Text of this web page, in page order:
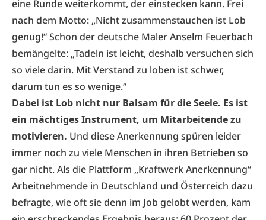
eine Runde weiterkommt, der einstecken kann. Frei
nach dem Motto: „Nicht zusammenstauchen ist Lob
genug!“ Schon der deutsche Maler Anselm Feuerbach
bemängelte: „Tadeln ist leicht, deshalb versuchen sich
so viele darin. Mit Verstand zu loben ist schwer,
darum tun es so wenige.“
Dabei ist Lob nicht nur Balsam für die Seele. Es ist
ein mächtiges Instrument, um Mitarbeitende zu
motivieren. Und diese Anerkennung spüren leider
immer noch zu viele Menschen in ihren Betrieben so
gar nicht. Als die Plattform „Kraftwerk Anerkennung“
Arbeitnehmende in Deutschland und Österreich dazu
befragte, wie oft sie denn im Job gelobt werden, kam